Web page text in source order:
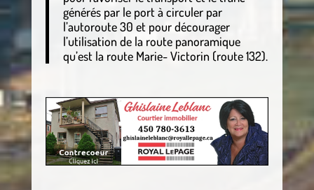
générés par le port à circuler par
l’autoroute 30 et pour décourager
l’utilisation de la route panoramique
qu’est la route Marie- Victorin (route 132).